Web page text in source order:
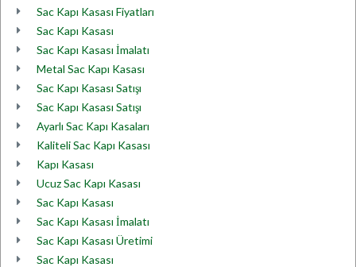
Sac Kapı Kasası Fiyatları
Sac Kapı Kasası
Sac Kapı Kasası İmalatı
Metal Sac Kapı Kasası
Sac Kapı Kasası Satışı
Sac Kapı Kasası Satışı
Ayarlı Sac Kapı Kasaları
Kaliteli Sac Kapı Kasası
Kapı Kasası
Ucuz Sac Kapı Kasası
Sac Kapı Kasası
Sac Kapı Kasası İmalatı
Sac Kapı Kasası Üretimi
Sac Kapı Kasası